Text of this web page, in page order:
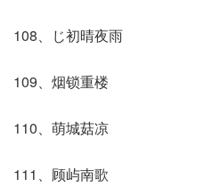
108、じ初晴夜雨
109、烟锁重楼
110、萌城菇凉
111、顾屿南歌